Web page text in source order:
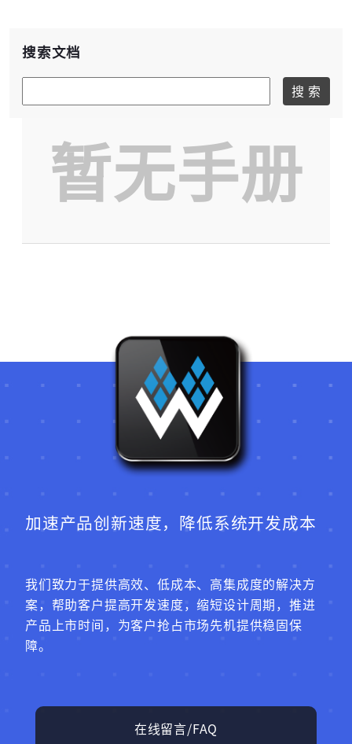
服务协议
搜索文档
搜 索
暂无手册
加速产品创新速度，降低系统开发成本
我们致力于提供高效、低成本、高集成度的解决方
案，帮助客户提高开发速度，缩短设计周期，推进
产品上市时间，为客户抢占市场先机提供稳固保
障。
在线留言/FAQ